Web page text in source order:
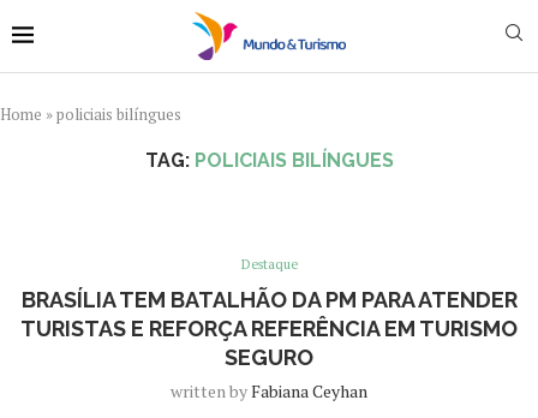
Home »policiais bilíngues
TAG: POLICIAIS BILÍNGUES
Destaque
BRASÍLIA TEM BATALHÃO DA PM PARA ATENDER
TURISTAS E REFORÇA REFERÊNCIA EM TURISMO
SEGURO
written byFabiana Ceyhan